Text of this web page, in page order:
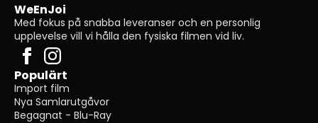
WeEnJoi
Med fokus på snabba leveranser och en personlig
upplevelse vill vi hålla den fysiska filmen vid liv.
Populärt
Import film
Nya Samlarutgåvor
Begagnat - Blu-Ray